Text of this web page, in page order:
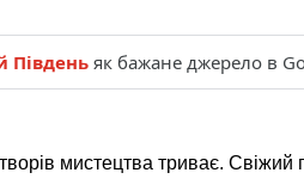
Південьяк бажане джерело в
мистецтва триває. Свіжий